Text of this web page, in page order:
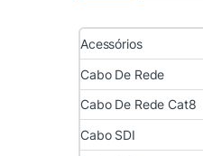
Acessórios
Cabo De Rede
Cabo De Rede Cat8
Cabo SDI